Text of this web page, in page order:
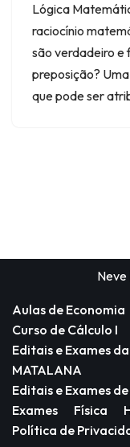
Lógica
raciocínio
são verdadeiro e
preposição?
que pode ser
Neve
Aulas de Economia
Curso de Cálculo I
Editais e Exames
MATALANA
Editais e Exames
Exames
Física
Política de